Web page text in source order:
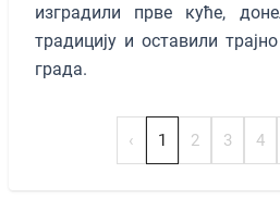
изградили прве куће,
традицију и оставили
града.
‹ 1 2 3 4